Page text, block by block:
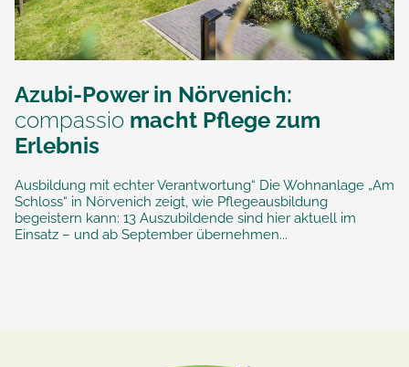
Azubi-Power in Nörvenich:
compassio macht Pflege zum
Erlebnis
Ausbildung mit echter Verantwortung“ Die Wohnanlage „Am
Schloss“ in Nörvenich zeigt, wie Pflegeausbildung
begeistern kann: 13 Auszubildende sind hier aktuell im
Einsatz – und ab September übernehmen...